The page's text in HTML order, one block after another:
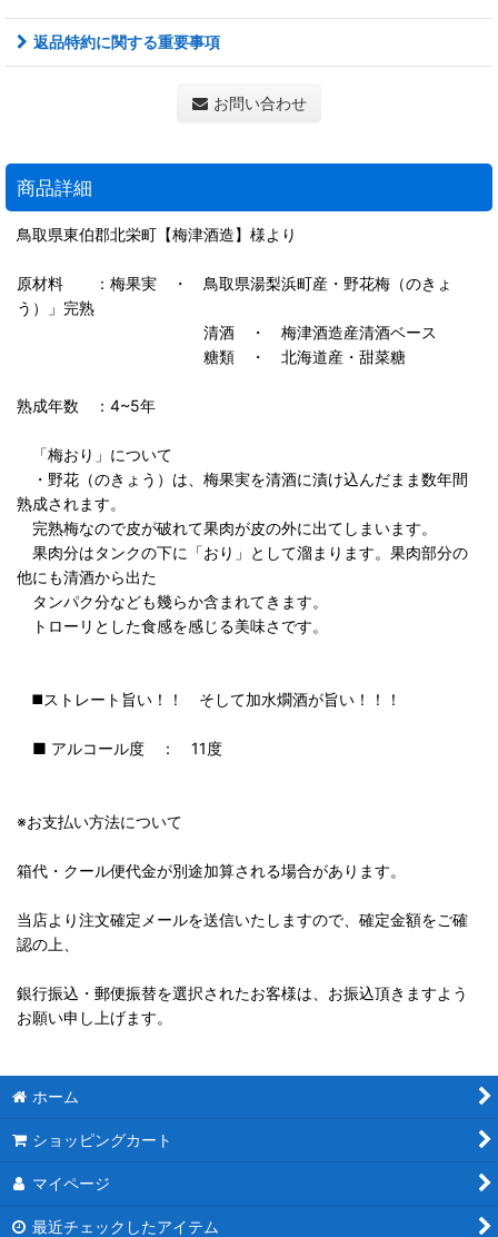
返品特約に関する重要事項
お問い合わせ
商品詳細
鳥取県東伯郡北栄町【梅津酒造】様より
原材料 ：梅果実 ・ 鳥取県湯梨浜町産・野花梅（のきょ
う）」完熟
清酒 ・ 梅津酒造産清酒ベース
糖類 ・ 北海道産・甜菜糖
熟成年数 ：4~5年
「梅おり」について
・野花（のきょう）は、梅果実を清酒に漬け込んだまま数年間
熟成されます。
完熟梅なので皮が破れて果肉が皮の外に出てしまいます。
果肉分はタンクの下に「おり」として溜まります。果肉部分の
他にも清酒から出た
タンパク分なども幾らか含まれてきます。
トローリとした食感を感じる美味さです。
◼️ストレート旨い！！ そして加水燗酒が旨い！！！
■ アルコール度 ： 11度
※お支払い方法について
箱代・クール便代金が別途加算される場合があります。
当店より注文確定メールを送信いたしますので、確定金額をご確
認の上、
銀行振込・郵便振替を選択されたお客様は、お振込頂きますよう
お願い申し上げます。
ホーム
ショッピングカート
マイページ
最近チェックしたアイテム